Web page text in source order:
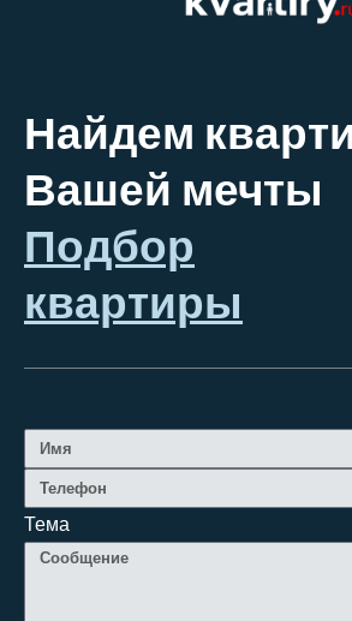
Найдем
Вашей мечты
Подбор
квартиры
Тема